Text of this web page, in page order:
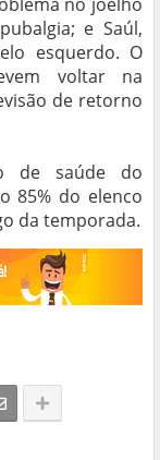
e Saúl,
esquerdo. O
voltar na
de retorno
de saúde do
85% do elenco
da temporada.